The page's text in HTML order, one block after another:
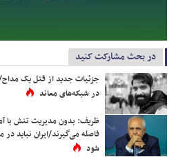
در بحث مشارکت کنید
جزئیات جدید از قتل یک
در شبکه‌های معاند
ظریف: بدون مدیریت تنش با
فاصله می‌گیرند/ایران نباید
شود